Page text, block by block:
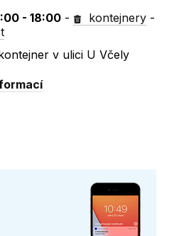
- 18:00 - kontejnery -
v ulici U Včely